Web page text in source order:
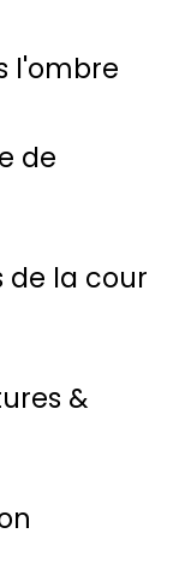
l'ombre
de
de la cour
&